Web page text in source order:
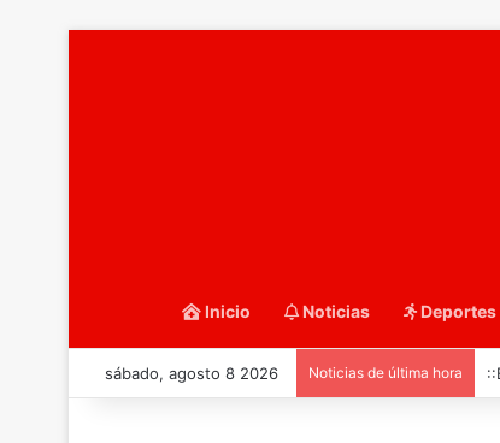
Inicio Noticias Deportes
sábado, agosto 8 2026 Noticias de última hora